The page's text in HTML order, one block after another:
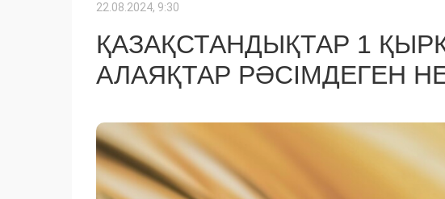
22.08.2024, 9:30
ҚАЗАҚСТАНДЫҚТАР 1
АЛАЯҚТАР РӘСІМДЕГЕН